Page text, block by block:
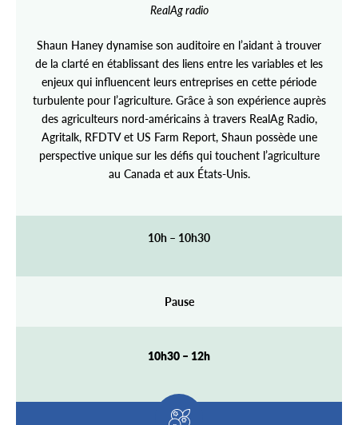
RealAg radio
Shaun Haney dynamise son auditoire en l’aidant à trouver
de la clarté en établissant des liens entre les variables et les
enjeux qui influencent leurs entreprises en cette période
turbulente pour l’agriculture. Grâce à son expérience auprès
des agriculteurs nord-américains à travers RealAg Radio,
Agritalk, RFDTV et US Farm Report, Shaun possède une
perspective unique sur les défis qui touchent l’agriculture
au Canada et aux États-Unis.
10h – 10h30
Pause
10h30 – 12h